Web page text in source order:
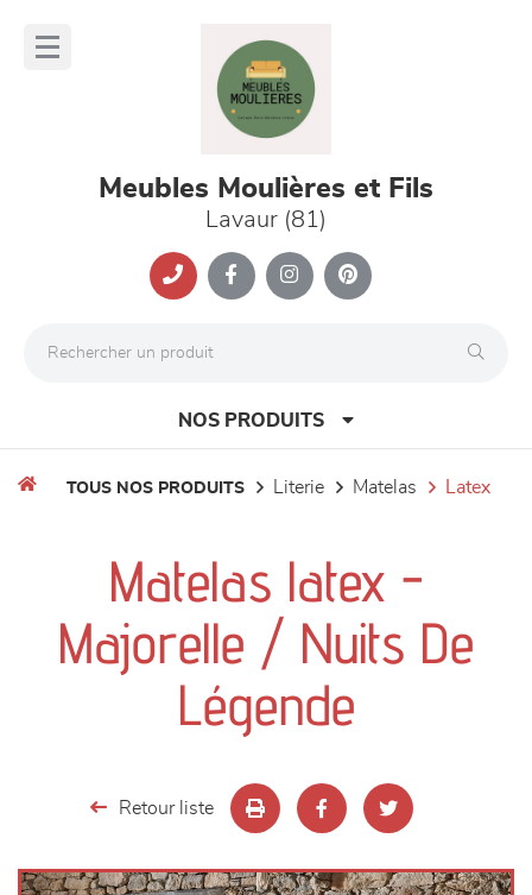
Meubles Moulières et Fils
Lavaur (81)
NOS PRODUITS
meubles de complément
literie
décoration
TOUS NOS PRODUITS literie matelas latex
Matelas latex -
Majorelle / Nuits De
Légende
Retour liste